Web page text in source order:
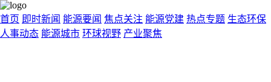
首页 即时新闻 能源要闻 焦点关注 能源党建 热点专题 生态环保
人事动态 能源城市 环球视野 产业聚焦